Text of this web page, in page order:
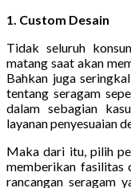
1. Custom Desain
Tidak seluruh
matang saat akan
Bahkan juga
tentang seragam
dalam sebagian
layanan penyesuaian
Maka dari itu, pilih
memberikan fasilitas
rancangan seragam